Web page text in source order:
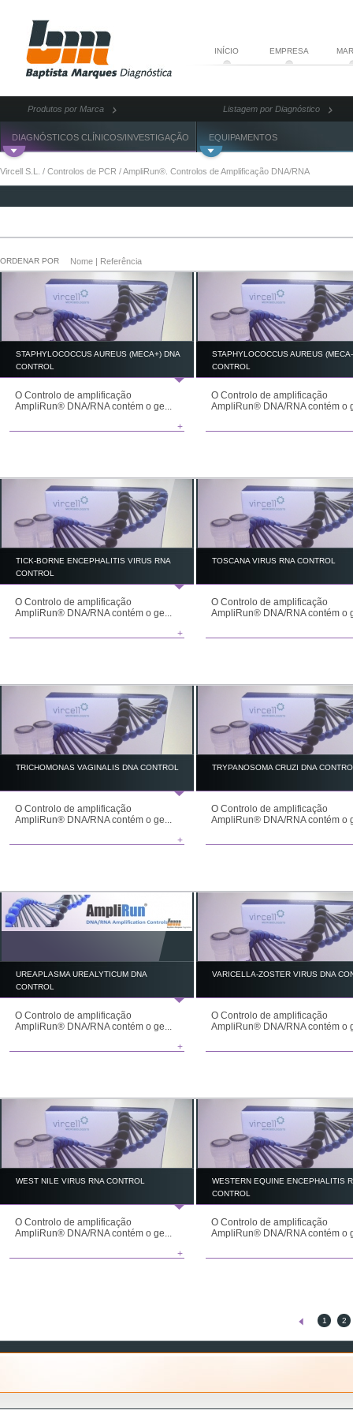
INÍCIO EMPRESA
Produtos por Marca Listagem por Diagnóstico
DIAGNÓSTICOS CLÍNICOS/INVESTIGAÇÃO EQUIPAMENTOS
Vircell S.L. / Controlos de PCR /AmpliRun®. Controlos de Amplificação DNA/RNA
ORDENAR POR Nome | Referência
STAPHYLOCOCCUS AUREUS (MECA+) DNA
CONTROL
O Controlo de amplificação
AmpliRun® DNA/RNA contém o ge...
+
STAPHYLOCOCCUS AUREUS
CONTROL
O Controlo de amplificação
AmpliRun® DNA/RNA contém o
TICK-BORNE ENCEPHALITIS VIRUS RNA
CONTROL
O Controlo de amplificação
AmpliRun® DNA/RNA contém o ge...
+
TOSCANA VIRUS RNA CONTROL
O Controlo de amplificação
AmpliRun® DNA/RNA contém o
TRICHOMONAS VAGINALIS DNA CONTROL
O Controlo de amplificação
AmpliRun® DNA/RNA contém o ge...
+
TRYPANOSOMA CRUZI DNA
O Controlo de amplificação
AmpliRun® DNA/RNA contém o
UREAPLASMA UREALYTICUM DNA
CONTROL
O Controlo de amplificação
AmpliRun® DNA/RNA contém o ge...
+
VARICELLA-ZOSTER VIRUS DNA
O Controlo de amplificação
AmpliRun® DNA/RNA contém o
WEST NILE VIRUS RNA CONTROL
O Controlo de amplificação
AmpliRun® DNA/RNA contém o ge...
+
WESTERN EQUINE ENCEPHALITIS
CONTROL
O Controlo de amplificação
AmpliRun® DNA/RNA contém o
1
2